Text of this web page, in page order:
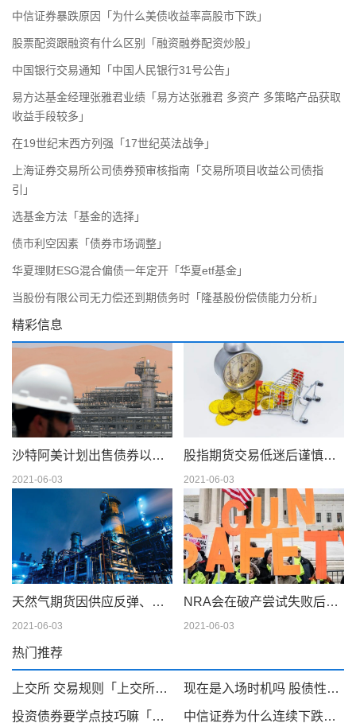
中信证券暴跌原因「为什么美债收益率高股市下跌」
股票配资跟融资有什么区别「融资融券配资炒股」
中国银行交易通知「中国人民银行31号公告」
易方达基金经理张雅君业绩「易方达张雅君 多资产 多策略产品获取
收益手段较多」
在19世纪末西方列强「17世纪英法战争」
上海证券交易所公司债券预审核指南「交易所项目收益公司债指
引」
选基金方法「基金的选择」
债市利空因素「债券市场调整」
华夏理财ESG混合偏债一年定开「华夏etf基金」
当股份有限公司无力偿还到期债务时「隆基股份偿债能力分析」
精彩信息
沙特阿美计划出售债券以筹集 750 亿美元的股息
2021-06-03
股指期货交易低迷后谨慎交易
2021-06-03
天然气期货因供应反弹、天气模型转变而下滑；现金仍在摇摆
2021-06-03
NRA会在破产尝试失败后解散吗
2021-06-03
热门推荐
上交所 交易规则「上交所摘帽新规」 现在是入场时机吗 股债性价比或许能帮你判断「最佳入场点」
投资债券要学点技巧嘛「债券投资策略」 中信证券为什么连续下跌「光大证券融资利率」